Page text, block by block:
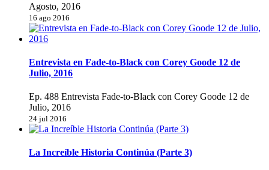
Agosto, 2016
16 ago 2016
Entrevista en Fade-to-Black con Corey Goode 12 de
Julio, 2016
Ep. 488 Entrevista Fade-to-Black con Corey Goode 12 de
Julio, 2016
24 jul 2016
La Increíble Historia Continúa (Parte 3)